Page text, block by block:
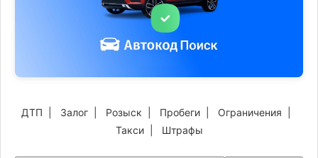
ДТП Залог Розыск Пробеги Ограничения
Такси| Штрафы